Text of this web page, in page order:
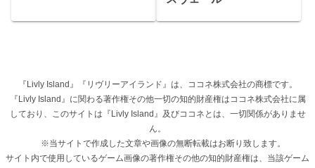
『Livly Island』『リヴリーアイランド』は、ココネ株式会社の商標です。
『Livly Island』に関わる著作権その他一切の知的財産権はココネ株式会社に属
しており、このサイトは『Livly Island』及びココネとは、一切関係がありませ
ん。
※当サイトで作成した文章や画像の無断転載はお断り致します。
サイト内で使用しているゲーム画像の著作権その他の知的財産権は、当該ゲーム